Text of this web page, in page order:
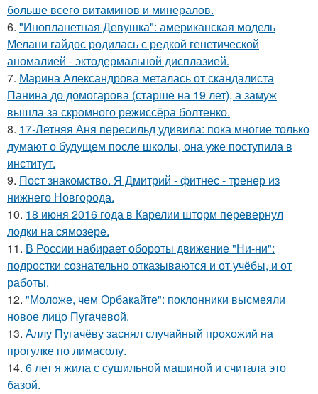
больше всего витаминов и минералов.
6. "Инопланетная Девушка": американская модель
Мелани гайдос родилась с редкой генетической
аномалией - эктодермальной дисплазией.
7. Марина Александрова металась от скандалиста
Панина до домогарова (старше на 19 лет), а замуж
вышла за скромного режиссёра болтенко.
8. 17-Летняя Аня пересильд удивила: пока многие только
думают о будущем после школы, она уже поступила в
институт.
9. Пост знакомство. Я Дмитрий - фитнес - тренер из
нижнего Новгорода.
10. 18 июня 2016 года в Карелии шторм перевернул
лодки на сямозере.
11. В России набирает обороты движение "Ни-ни":
подростки сознательно отказываются и от учёбы, и от
работы.
12. "Моложе, чем Орбакайте": поклонники высмеяли
новое лицо Пугачевой.
13. Аллу Пугачёву заснял случайный прохожий на
прогулке по лимасолу.
14. 6 лет я жила с сушильной машиной и считала это
базой.